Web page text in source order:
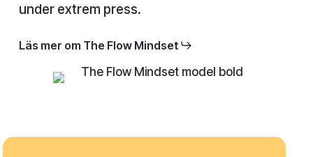
under extrem press.
Läs mer om The Flow Mindset